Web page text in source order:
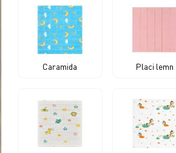
Caramida Placi lemn